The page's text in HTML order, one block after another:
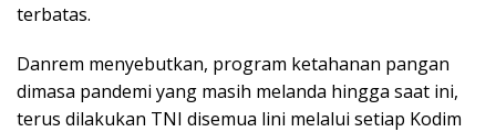
terbatas.
Danrem menyebutkan, program ketahanan pangan
dimasa pandemi yang masih melanda hingga saat ini,
terus dilakukan TNI disemua lini melalui setiap Kodim